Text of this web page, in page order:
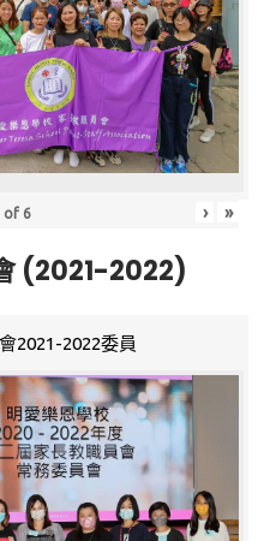
of 6 › »
(2021-2022)
2021-2022委員